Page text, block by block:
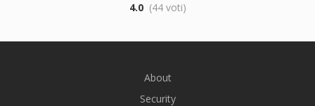
4.0 (44 voti)
About
Security